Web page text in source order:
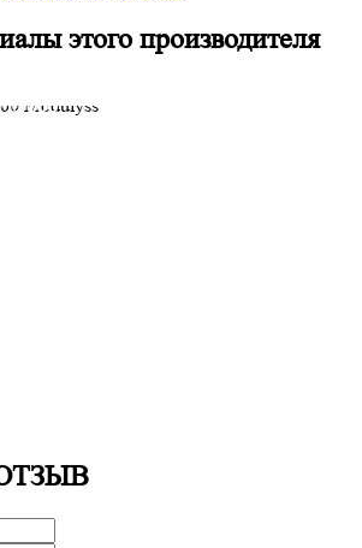
этого производителя
100